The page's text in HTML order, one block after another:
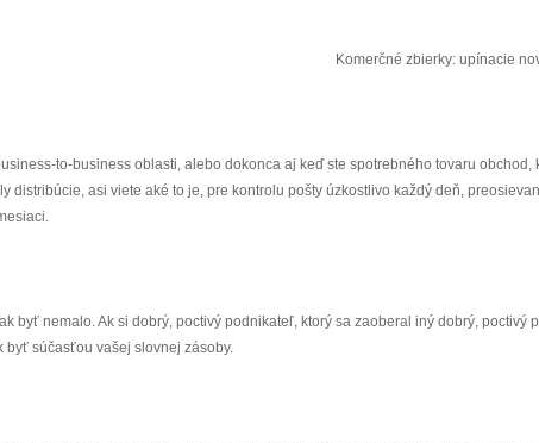
Komerčné zbierky: upínacie
to-business oblasti, alebo dokonca aj keď ste spotrebného tovaru obchod,
distribúcie, asi viete aké to je, pre kontrolu pošty úzkostlivo každý deň,
byť nemalo. Ak si dobrý, poctivý podnikateľ, ktorý sa zaoberal iný dobrý, poctivý
byť súčasťou vašej slovnej zásoby.